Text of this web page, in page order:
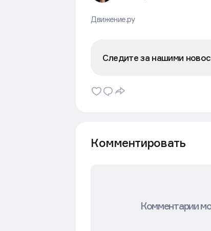
Движение.ру
Следите за нашими
Комментировать
Комментарии